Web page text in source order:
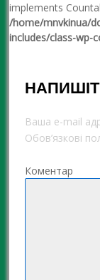
implements
/home/mnvkinua/
includes/class-wp-
Ваша e-mail
Обов’язкові
Коментар